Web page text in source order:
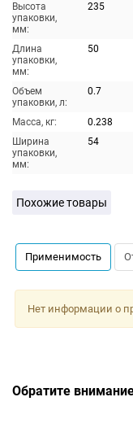
Высота
упаковки,
мм:
235
Длина
упаковки,
мм:
50
Объем
упаковки, л:
0.7
Масса, кг:
0.238
Ширина
упаковки,
мм:
54
Похожие товары
Применимость
Нет информации о
Обратите